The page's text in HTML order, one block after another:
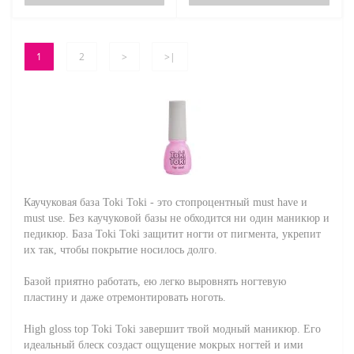
1 2 > >|
Каучуковая база Toki Toki - это стопроцентный must have и
must use. Без каучуковой базы не обходится ни один маникюр и
педикюр. База Toki Toki защитит ногти от пигмента, укрепит
их так, чтобы покрытие носилось долго.
Базой приятно работать, ею легко выровнять ногтевую
пластину и даже отремонтировать ноготь.
High gloss top Toki Toki завершит твой модный маникюр. Его
идеальный блеск создаст ощущение мокрых ногтей и ими